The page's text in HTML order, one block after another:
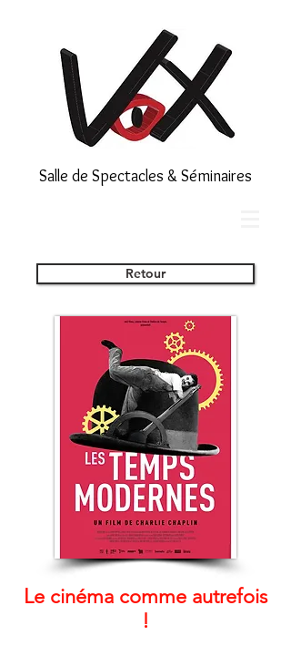
Salle de Spectacles & Séminaires
Retour
Le cinéma comme autrefois
!